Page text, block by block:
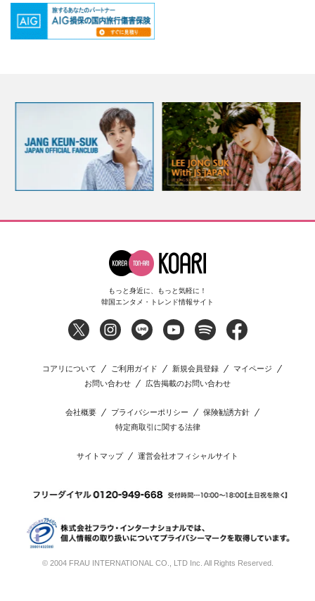
もっと身近に、もっと気軽に！
韓国エンタメ・トレンド情報サイト
コアリについて ご利用ガイド 新規会員登録
マイページ
お問い合わせ
広告掲載のお問い合わせ
会社概要 プライバシーポリシー
保険勧誘方針
特定商取引に関する法律
サイトマップ 運営会社オフィシャルサイト
© 2004 FRAU INTERNATIONAL CO., LTD Inc. All Rights Reserved.